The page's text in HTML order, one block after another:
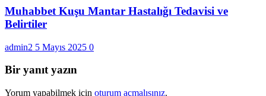
Muhabbet Kuşu Mantar Hastalığı Tedavisi ve
Belirtiler
admin2 5 Mayıs 2025 0
Bir yanıt yazın
Yorum yapabilmek için oturum açmalısınız.